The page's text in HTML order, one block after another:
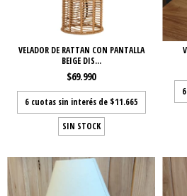
VELADOR DE RATTAN CON PANTALLA
BEIGE DIS...
$69.990
6 cuotas sin interés de $11.665
SIN STOCK
6